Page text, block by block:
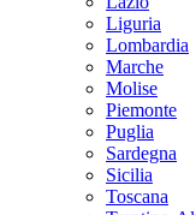
Liguria
Lombardia
Marche
Molise
Piemonte
Puglia
Sardegna
Sicilia
Toscana